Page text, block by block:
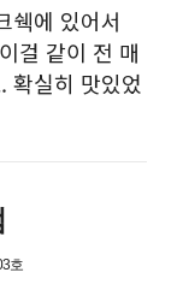
쉑에 있어서
걸 같이 전 매
확실히 맛있었